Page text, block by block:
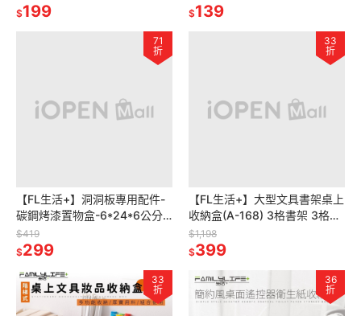
$199
勾 雙腳勾 掛勾
$139
71
折
【FL生活+】洞洞板專用配件-
碳鋼烤漆置物盒-6*24*6公分
(FL-298)牆面收納 牆面裝飾 置
物架 收納盒 收納架
$419
$299
33
折
【FL生活+】大型文具書架桌上
收納盒(A-168) 3格書架 3格抽
屜 階梯式筆筒 可獨立使用 收納
架 書架 化妝品收納
$1,198
$399
33
折
36
折